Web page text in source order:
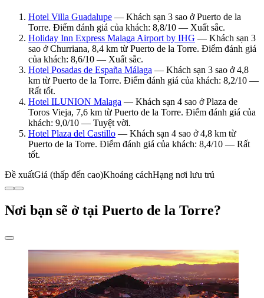
Hotel Villa Guadalupe — Khách sạn 3 sao ở Puerto de la
Torre. Điểm đánh giá của khách: 8,8/10 — Xuất sắc.
Holiday Inn Express Malaga Airport by IHG — Khách sạn 3
sao ở Churriana, 8,4 km từ Puerto de la Torre. Điểm đánh giá
của khách: 8,6/10 — Xuất sắc.
Hotel Posadas de España Málaga — Khách sạn 3 sao ở 4,8
km từ Puerto de la Torre. Điểm đánh giá của khách: 8,2/10 —
Rất tốt.
Hotel ILUNION Malaga — Khách sạn 4 sao ở Plaza de
Toros Vieja, 7,6 km từ Puerto de la Torre. Điểm đánh giá của
khách: 9,0/10 — Tuyệt vời.
Hotel Plaza del Castillo — Khách sạn 4 sao ở 4,8 km từ
Puerto de la Torre. Điểm đánh giá của khách: 8,4/10 — Rất
tốt.
Đề xuấtGiá (thấp đến cao)Khoảng cáchHạng nơi lưu trú
Nơi bạn sẽ ở tại Puerto de la Torre?